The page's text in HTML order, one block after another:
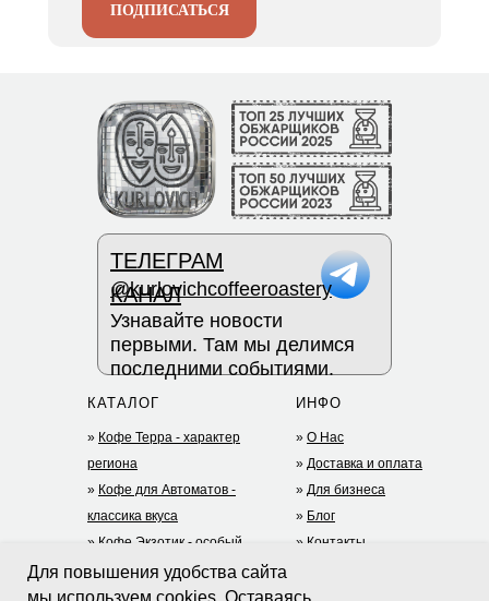
ПОДПИСАТЬСЯ
КАТАЛОГ
» Кофе Терра - характер
региона
» Кофе для Автоматов -
классика вкуса
» Кофе Экзотик - особый
опыт
» Дрип-кофе
ИНФО
» О Нас
» Доставка и оплата
» Для бизнеса
» Блог
» Контакты
(TG)
Узнавайте новости
первыми. Там мы делимся
последними событиями.
@kurlovichcoffeeroastery
ТЕЛЕГРАМ
КАНАЛ
Для повышения удобства сайта
мы используем cookies. Оставаясь